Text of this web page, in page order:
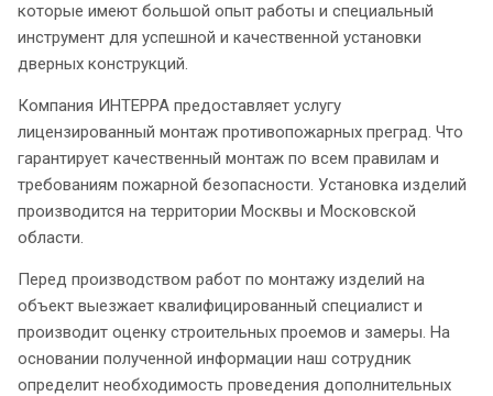
которые имеют большой опыт работы и специальный
инструмент для успешной и качественной установки
дверных конструкций.
Компания ИНТЕРРА предоставляет услугу
лицензированный монтаж противопожарных преград. Что
гарантирует качественный монтаж по всем правилам и
требованиям пожарной безопасности. Установка изделий
производится на территории Москвы и Московской
области.
Перед производством работ по монтажу изделий на
объект выезжает квалифицированный специалист и
производит оценку строительных проемов и замеры. На
основании полученной информации наш сотрудник
определит необходимость проведения дополнительных